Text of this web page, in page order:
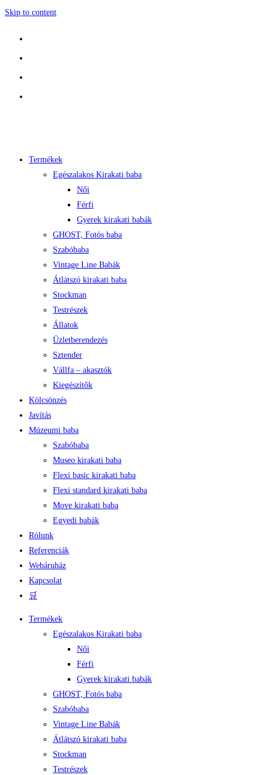
Skip to content
Termékek
Egészalakos Kirakati baba
Női
Férfi
Gyerek kirakati babák
GHOST, Fotós baba
Szabóbaba
Vintage Line Babák
Átlátszó kirakati baba
Stockman
Testrészek
Állatok
Üzletberendezés
Sztender
Vállfa – akasztók
Kiegészítők
Kölcsönzés
Javítás
Múzeumi baba
Szabóbaba
Museo kirakati baba
Flexi basic kirakati baba
Flexi standard kirakati baba
Move kirakati baba
Egyedi babák
Rólunk
Referenciák
Webáruház
Kapcsolat
🛒
Termékek
Egészalakos Kirakati baba
Női
Férfi
Gyerek kirakati babák
GHOST, Fotós baba
Szabóbaba
Vintage Line Babák
Átlátszó kirakati baba
Stockman
Testrészek